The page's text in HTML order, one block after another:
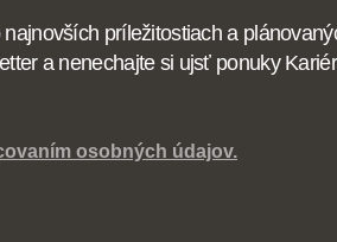
príležitostiach a
a nenechajte si ujsť ponuky
osobných údajov.